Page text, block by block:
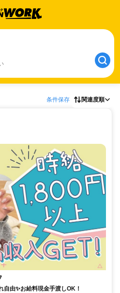
条件保存 関連度順
自由✨お給料現金手渡しOK！